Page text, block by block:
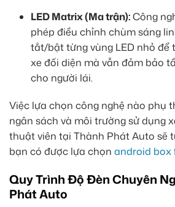
LED Matrix (Ma trận):Công
phép điều chỉnh chùm sáng
tắt/bật từng vùng LED nhỏ để
xe đối diện mà vẫn đảm bảo
cho người lái.
Việc lựa chọn công nghệ nào phụ
ngân sách và môi trường sử dụng
thuật viên tại Thành Phát Auto sẽ
bạn có được lựa chọn android box
Quy Trình Độ Đèn Chuyên
Phát Auto